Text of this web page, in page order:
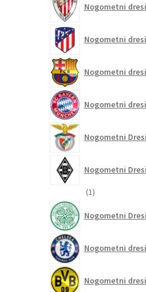
Nogometni
Nogometni
Nogometni
Nogometni
Nogometni
Nogometni
11
Nogometni
Nogometni
Nogometni